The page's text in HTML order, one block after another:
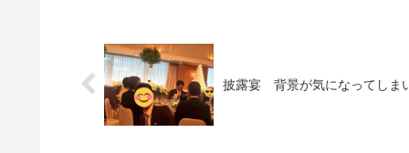
披露宴 背景が気になってしま